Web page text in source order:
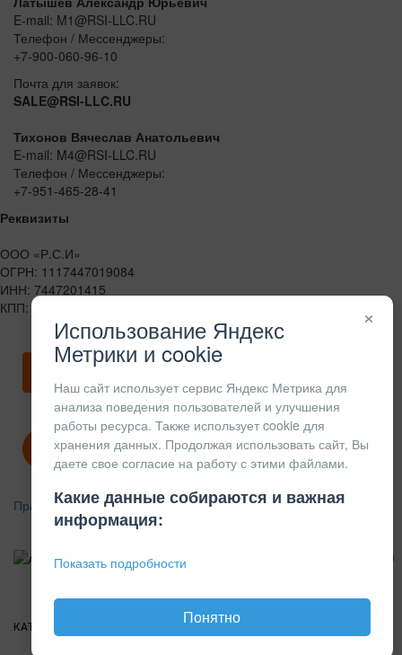
E-mail: M1@RSI-LLC.RU
Телефон / Мессенджеры:
+7-900-060-96-10
Почта для заявок:
SALE@RSI-LLC.RU
Тихонов Вячеслав Анатольевич
E-mail: M4@RSI-LLC.RU
Телефон / Мессенджеры:
+7-951-465-28-41
Реквизиты
ООО «Р.С.И»
ОГРН: 1117447019084
ИНН: 7447201415
КПП: 744701001
Скачать карточку предприятия
Политика конфиденциальности
Правила возврата
КОНСТРУКЦИОННЫЙ
КАТАЛОГ
×
Использование Яндекс
Метрики и cookie
Наш сайт использует сервис Яндекс Метрика для
анализа поведения пользователей и улучшения
работы ресурса. Также использует cookie для
хранения данных. Продолжая использовать сайт, Вы
даете свое согласие на работу с этими файлами.
Какие данные собираются и важная
информация:
Показать подробности
Понятно